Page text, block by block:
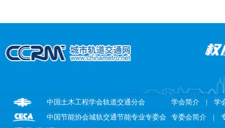
中国节能协会城轨交通节能专业专委会 专委会简介
中国土木工程学会轨道交通分会 学会简介 学